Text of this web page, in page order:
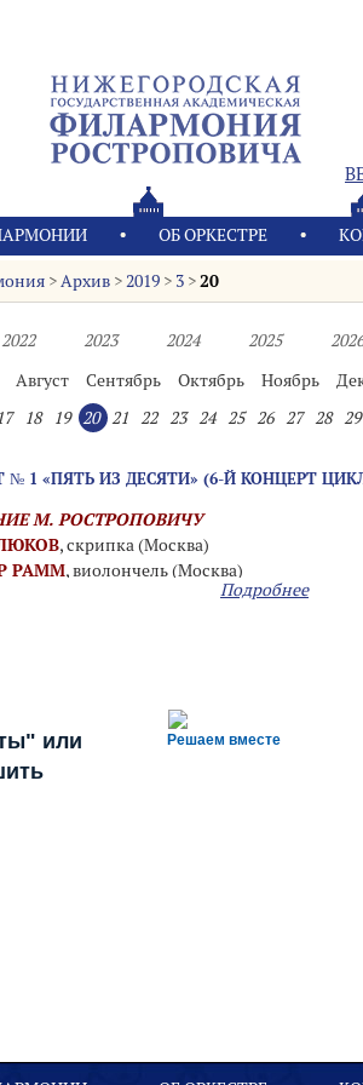
OБ ОРКЕСТРЕ
>Архив >2019 > 3 >20
2022 2023 2024 2025
2026
Август Сентябрь Октябрь Ноябрь
18 19 20 21 22 23 24 25 26 27 28 29
1 «ПЯТЬ ИЗ ДЕСЯТИ» (6-Й КОНЦЕРТ
М. РОСТРОПОВИЧУ
, скрипка (Москва)
РАММ, виолончель (Москва)
Подробнее
Решаем вместе
или